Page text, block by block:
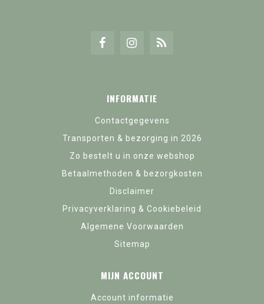
INFORMATIE
Contactgegevens
Transporten & bezorging in 2026
Zo bestelt u in onze webshop
Betaalmethoden & bezorgkosten
Disclaimer
Privacyverklaring & Cookiebeleid
Algemene Voorwaarden
Sitemap
MIJN ACCOUNT
Account informatie